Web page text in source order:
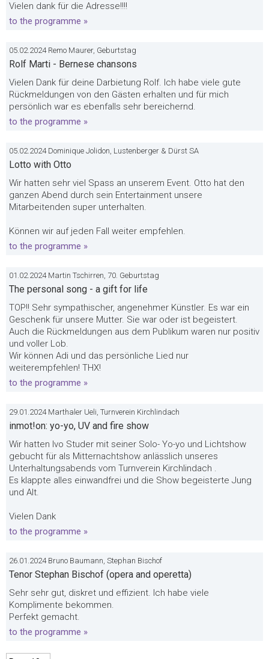
Vielen dank für die Adresse!!!!
to the programme »
05.02.2024 Remo Maurer, Geburtstag
Rolf Marti - Bernese chansons
Vielen Dank für deine Darbietung Rolf. Ich habe viele gute
Rückmeldungen von den Gästen erhalten und für mich
persönlich war es ebenfalls sehr bereichernd.
to the programme »
05.02.2024 Dominique Jolidon, Lustenberger & Dürst SA
Lotto with Otto
Wir hatten sehr viel Spass an unserem Event. Otto hat den
ganzen Abend durch sein Entertainment unsere
Mitarbeitenden super unterhalten.
Können wir auf jeden Fall weiter empfehlen.
to the programme »
01.02.2024 Martin Tschirren, 70. Geburtstag
The personal song - a gift for life
TOP!! Sehr sympathischer, angenehmer Künstler. Es war ein
Geschenk für unsere Mutter. Sie war oder ist begeistert.
Auch die Rückmeldungen aus dem Publikum waren nur positiv
und voller Lob.
Wir können Adi und das persönliche Lied nur
weiterempfehlen! THX!
to the programme »
29.01.2024 Marthaler Ueli, Turnverein Kirchlindach
inmot!on: yo-yo, UV and fire show
Wir hatten Ivo Studer mit seiner Solo- Yo-yo und Lichtshow
gebucht für als Mitternachtshow anlässlich unseres
Unterhaltungsabends vom Turnverein Kirchlindach .
Es klappte alles einwandfrei und die Show begeisterte Jung
und Alt.
Vielen Dank
to the programme »
26.01.2024 Bruno Baumann, Stephan Bischof
Tenor Stephan Bischof (opera and operetta)
Sehr sehr gut, diskret und effizient. Ich habe viele
Komplimente bekommen.
Perfekt gemacht.
to the programme »